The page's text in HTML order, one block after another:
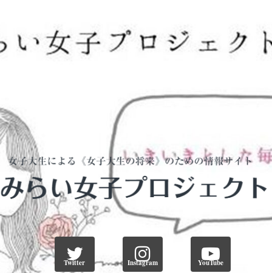
Twitter Instagram YouTube